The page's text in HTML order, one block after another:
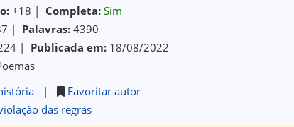
+18 | Completa: Sim
| Palavras: 4390
| Publicada em: 18/08/2022
|
Favoritar autor
das regras